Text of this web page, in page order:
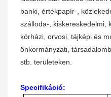
banki, értékpapír-,
szálloda-, kiskereskedelmi,
kórházi, orvosi, tájképi és
önkormányzati,
stb. területeken.
Specifikáció: